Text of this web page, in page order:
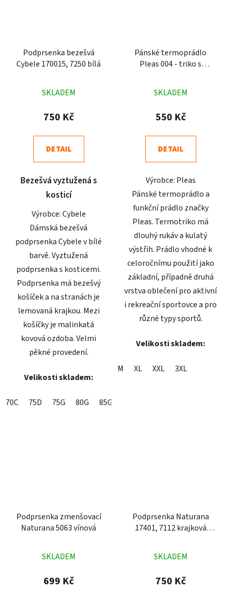
Podprsenka bezešvá
Cybele 170015, 7250 bílá
hodnocení
produktu
5,0
z
hvězdiček.
SKLADEM
750 Kč
DETAIL
Bezešvá vyztužená s
kosticí
Výrobce: Cybele
Dámská bezešvá
podprsenka Cybele v bílé
barvě. Vyztužená
podprsenka s kosticemi.
Podprsenka má bezešvý
košíček a na stranách je
lemovaná krajkou. Mezi
košíčky je malinkatá
kovová ozdoba. Velmi
pěkné provedení.
Velikosti skladem:
70C 75D 75G 80G 85G
Pánské termoprádlo
Pleas 004 - triko s
hodnocení
produktu
5,0
z
hvězdiček.
SKLADEM
550 Kč
DETAIL
Výrobce: Pleas
Pánské termoprádlo a
funkční prádlo značky
Pleas. Termotriko má
dlouhý rukáv a kulatý
výstřih. Prádlo vhodné k
celoročnímu použití jako
základní, případně druhá
vrstva oblečení pro aktivní
i rekreační sportovce a pro
různé typy sportů.
Velikosti skladem:
M XL XXL 3XL
Podprsenka zmenšovací
Naturana 5063 vínová
hodnocení
produktu
SKLADEM
699 Kč
Podprsenka Naturana
17401, 7112 krajková
hodnocení
produktu
SKLADEM
750 Kč